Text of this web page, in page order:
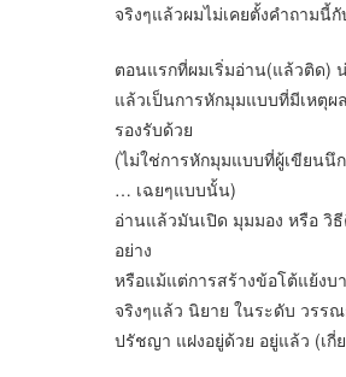
จริงๆแล้วผมไม่เคยตั้งคำถามนี้กั
ตอนแรกที่ผมเริ่มอ่าน(แล้วติด)
แล้วเป็นการหักมุมแบบที่มีเหตุผ
รองรับด้วย
(ไม่ใช่การหักมุมแบบที่ผู้เขียนนึ
… เฉยๆแบบนั้น)
อ่านแล้วมันเปิด มุมมอง หรือ วิ
อย่าง
หรือแม้แต่การสร้างข้อโต้แย้งบ
จริงๆแล้ว นิยาย ในระดับ วรร
ปรัชญา แฝงอยู่ด้วย อยู่แล้ว (เกี่